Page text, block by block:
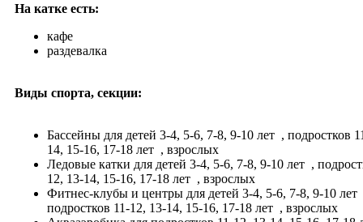
На катке есть:
кафе
раздевалка
Виды спорта, секции:
Бассейны для детей 3-4, 5-6, 7-8, 9-10 лет , подростков
14, 15-16, 17-18 лет , взрослых
Ледовые катки для детей 3-4, 5-6, 7-8, 9-10 лет ,
12, 13-14, 15-16, 17-18 лет , взрослых
Фитнес-клубы и центры для детей 3-4, 5-6, 7-8, 9-10 лет
подростков 11-12, 13-14, 15-16, 17-18 лет , взрослых